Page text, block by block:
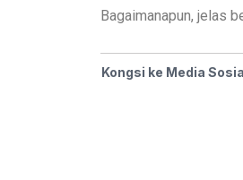
Bagaimanapun, jelas
Kongsi ke Media